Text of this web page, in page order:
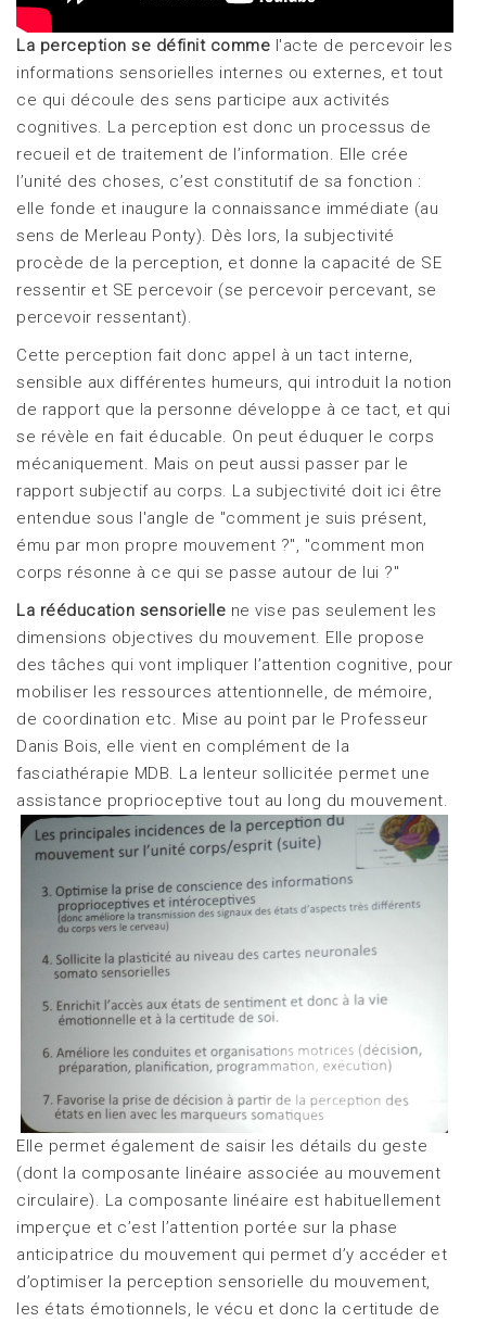
La perception se définit comme l'acte de percevoir les
informations sensorielles internes ou externes, et tout
ce qui découle des sens participe aux activités
cognitives. La perception est donc un processus de
recueil et de traitement de l’information. Elle crée
l’unité des choses, c’est constitutif de sa fonction :
elle fonde et inaugure la connaissance immédiate (au
sens de Merleau Ponty). Dès lors, la subjectivité
procède de la perception, et donne la capacité de SE
ressentir et SE percevoir (se percevoir percevant, se
percevoir ressentant).
Cette perception fait donc appel à un tact interne,
sensible aux différentes humeurs, qui introduit la notion
de rapport que la personne développe à ce tact, et qui
se révèle en fait éducable. On peut éduquer le corps
mécaniquement. Mais on peut aussi passer par le
rapport subjectif au corps. La subjectivité doit ici être
entendue sous l'angle de "comment je suis présent,
ému par mon propre mouvement ?", "comment mon
corps résonne à ce qui se passe autour de lui ?"
La rééducation sensorielle ne vise pas seulement les
dimensions objectives du mouvement. Elle propose
des tâches qui vont impliquer l’attention cognitive, pour
mobiliser les ressources attentionnelle, de mémoire,
de coordination etc. Mise au point par le Professeur
Danis Bois, elle vient en complément de la
fasciathérapie MDB. La lenteur sollicitée permet une
assistance proprioceptive tout au long du mouvement.
Elle permet également de saisir les détails du geste
(dont la composante linéaire associée au mouvement
circulaire). La composante linéaire est habituellement
imperçue et c’est l’attention portée sur la phase
anticipatrice du mouvement qui permet d’y accéder et
d’optimiser la perception sensorielle du mouvement,
les états émotionnels, le vécu et donc la certitude de